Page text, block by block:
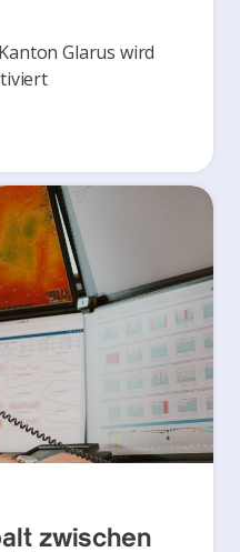
Glarus wird
zwischen